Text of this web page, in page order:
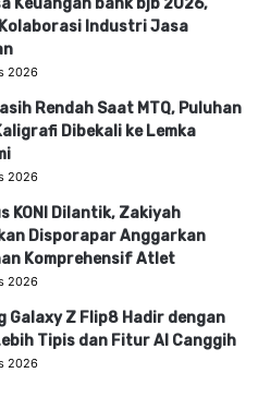
Keuangan bank bjb 2026,
Industri Jasa
2026
Rendah Saat MTQ, Puluhan
Dibekali ke Lemka
2026
KONI Dilantik, Zakiyah
Disporapar Anggarkan
Komprehensif Atlet
2026
Galaxy Z Flip8 Hadir dengan
Tipis dan Fitur AI Canggih
2026